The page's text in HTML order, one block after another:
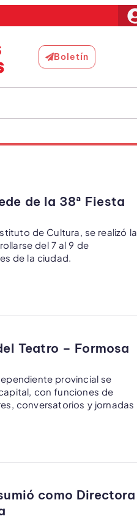
Boletín
de la 38ª Fiesta
de Cultura, se realizó la
del 7 al 9 de
de la ciudad.
Teatro – Formosa
provincial se
con funciones de
conversatorios y jornadas
como Directora